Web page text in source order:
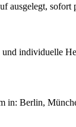
ausgelegt,
individuelle
in: Berlin,